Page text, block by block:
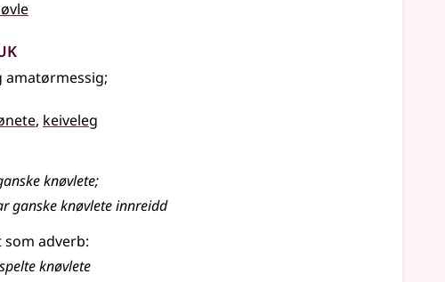
amatørmessig;
, keiveleg
knøvlete;
ganske knøvlete innreidd
adverb:
knøvlete